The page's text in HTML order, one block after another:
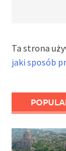
Ta strona
jaki sposób